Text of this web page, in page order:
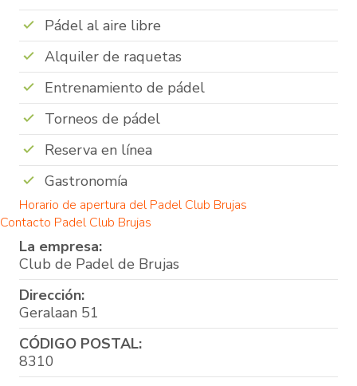
Pádel al aire libre
Alquiler de raquetas
Entrenamiento de pádel
Torneos de pádel
Reserva en línea
Gastronomía
Horario de apertura del Padel Club Brujas
Contacto Padel Club Brujas
La empresa:
Club de Padel de Brujas
Dirección:
Geralaan 51
CÓDIGO POSTAL:
8310